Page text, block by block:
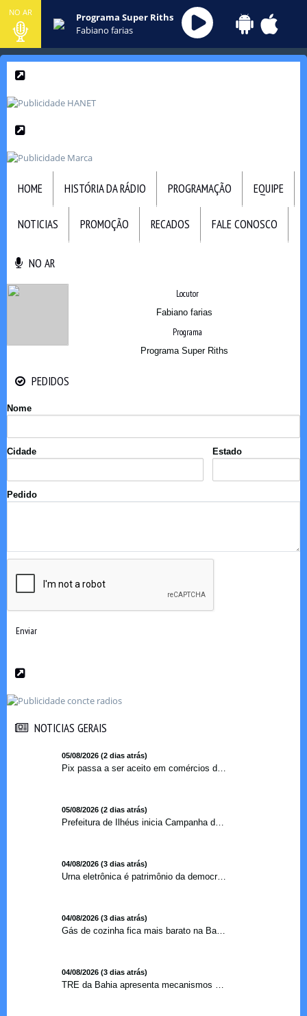
NO AR
Programa Super Riths
Fabiano farias
HOME HISTÓRIA DA RÁDIO PROGRAMAÇÃO EQUIPE
NOTICIAS PROMOÇÃO RECADOS FALE CONOSCO
NO AR
Locutor
Fabiano farias
Programa
Programa Super Riths
PEDIDOS
Nome
Cidade Estado
Pedido
Enviar
NOTICIAS GERAIS
05/08/2026 (2 dias atrás)
Pix passa a ser aceito em comércios de oito países e amplia opções de pagamento para brasileiros no exterior
05/08/2026 (2 dias atrás)
Prefeitura de Ilhéus inicia Campanha de Multivacinação 2026
04/08/2026 (3 dias atrás)
Urna eletrônica é patrimônio da democracia, diz presidente do TSE
04/08/2026 (3 dias atrás)
Gás de cozinha fica mais barato na Bahia após redução de 7,1%
04/08/2026 (3 dias atrás)
TRE da Bahia apresenta mecanismos de segurança das urnas e nova ordem de votação para eleições